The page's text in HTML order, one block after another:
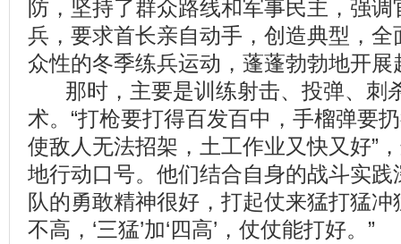
防，坚持了群众路线和军事民主，强
兵，要求首长亲自动手，创造典型，
众性的冬季练兵运动，蓬蓬勃勃地开展
那时，主要是训练射击、投弹、刺
术。“打枪要打得百发百中，手榴弹要
使敌人无法招架，土工作业又快又好”
地行动口号。他们结合自身的战斗实践
队的勇敢精神很好，打起仗来猛打猛
不高，‘三猛’加‘四高’，仗仗能打好。”